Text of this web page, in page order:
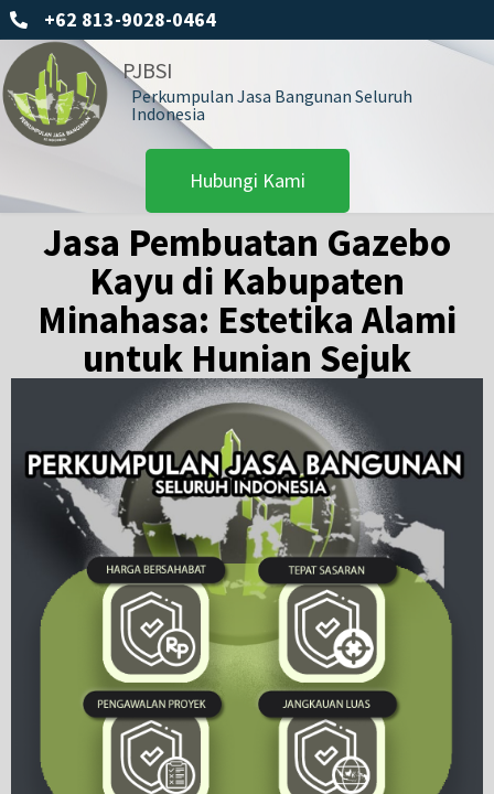
+62 813-9028-0464
PJBSI
Perkumpulan Jasa Bangunan Seluruh
Indonesia
Hubungi Kami
Jasa Pembuatan Gazebo
Kayu di Kabupaten
Minahasa: Estetika Alami
untuk Hunian Sejuk